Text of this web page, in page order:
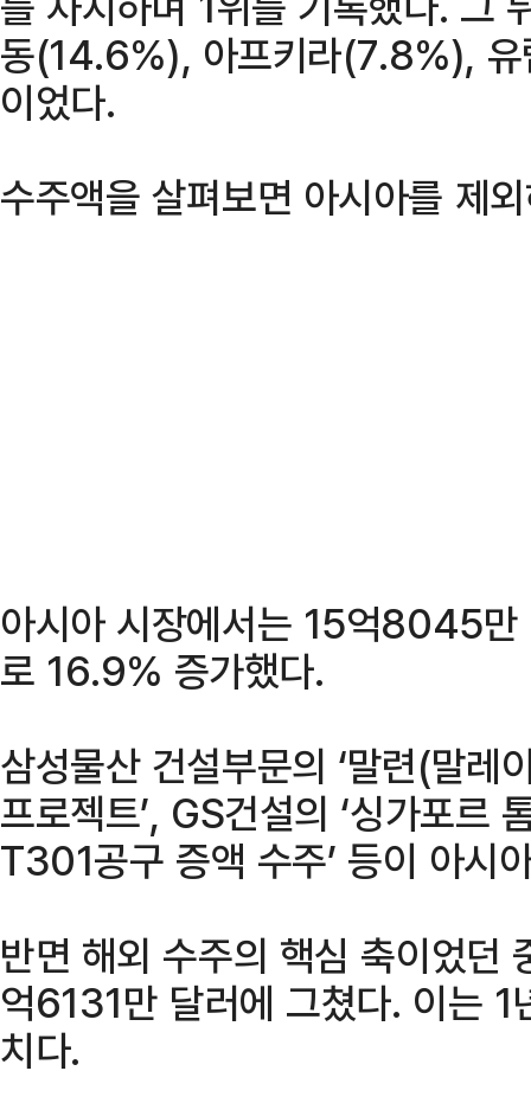
동(14.6%), 아프키라(7.8%),
이었다.
수주액을 살펴보면 아시아를 제
아시아 시장에서는 15억8045
로 16.9% 증가했다.
삼성물산 건설부문의 ‘말련(말
프로젝트’, GS건설의 ‘싱가포르
T301공구 증액 수주’ 등이 아시
반면 해외 수주의 핵심 축이었던
억6131만 달러에 그쳤다. 이는
치다.